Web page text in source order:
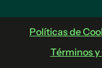
Políticas de
Términos